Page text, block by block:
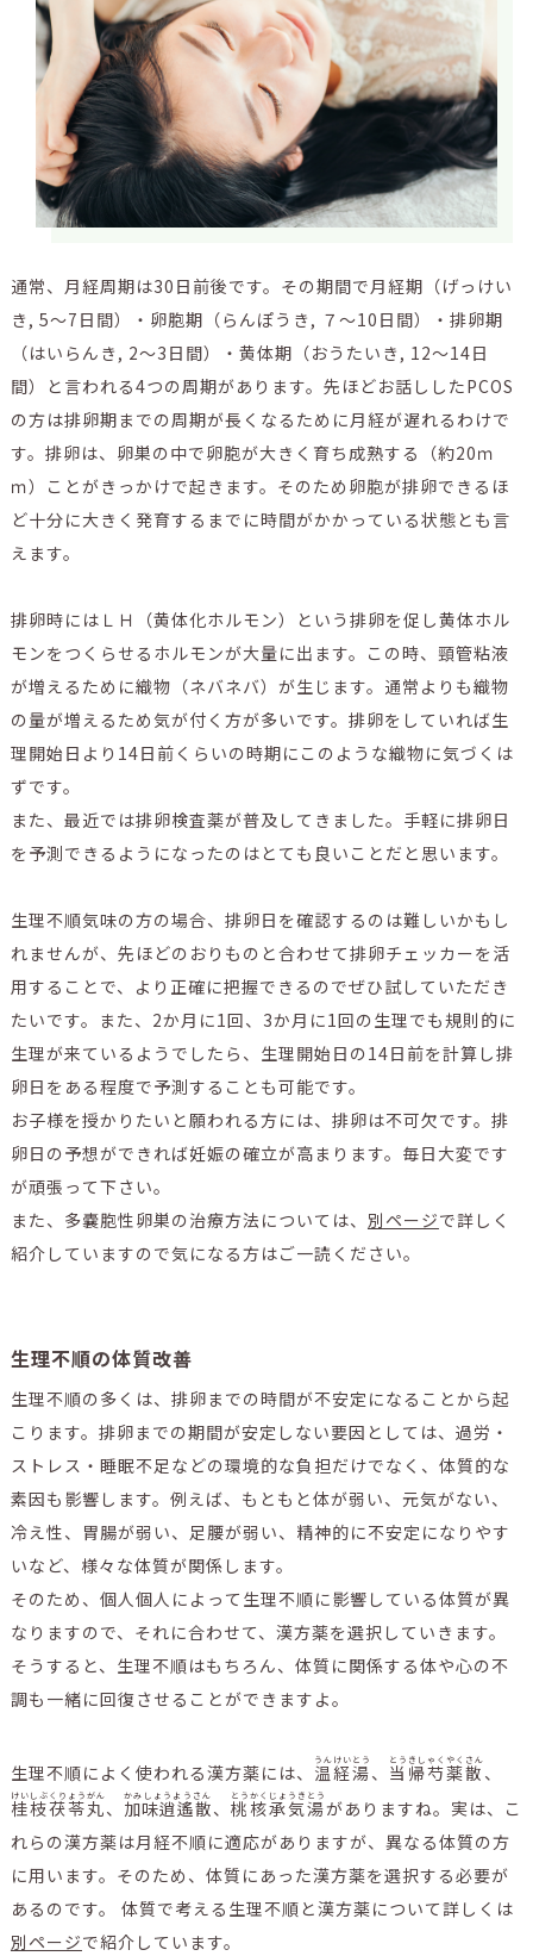
通常、月経周期は30日前後です。その期間で月経期（げっけい
き, 5～7日間）・卵胞期（らんぽうき, ７～10日間）・排卵期
（はいらんき, 2～3日間）・黄体期（おうたいき, 12～14日
間）と言われる4つの周期があります。先ほどお話ししたPCOS
の方は排卵期までの周期が長くなるために月経が遅れるわけで
す。排卵は、卵巣の中で卵胞が大きく育ち成熟する（約20ｍ
ｍ）ことがきっかけで起きます。そのため卵胞が排卵できるほ
ど十分に大きく発育するまでに時間がかかっている状態とも言
えます。
排卵時にはＬＨ（黄体化ホルモン）という排卵を促し黄体ホル
モンをつくらせるホルモンが大量に出ます。この時、頸管粘液
が増えるために織物（ネバネバ）が生じます。通常よりも織物
の量が増えるため気が付く方が多いです。排卵をしていれば生
理開始日より14日前くらいの時期にこのような織物に気づくは
ずです。
また、最近では排卵検査薬が普及してきました。手軽に排卵日
を予測できるようになったのはとても良いことだと思います。
生理不順気味の方の場合、排卵日を確認するのは難しいかもし
れませんが、先ほどのおりものと合わせて排卵チェッカーを活
用することで、より正確に把握できるのでぜひ試していただき
たいです。また、2か月に1回、3か月に1回の生理でも規則的に
生理が来ているようでしたら、生理開始日の14日前を計算し排
卵日をある程度で予測することも可能です。
お子様を授かりたいと願われる方には、排卵は不可欠です。排
卵日の予想ができれば妊娠の確立が高まります。毎日大変です
が頑張って下さい。
また、多嚢胞性卵巣の治療方法については、 別ページで詳しく
紹介していますので気になる方はご一読ください。
生理不順の体質改善
生理不順の多くは、排卵までの時間が不安定になることから起
こります。排卵までの期間が安定しない要因としては、過労・
ストレス・睡眠不足などの環境的な負担だけでなく、体質的な
素因も影響します。例えば、もともと体が弱い、元気がない、
冷え性、胃腸が弱い、足腰が弱い、精神的に不安定になりやす
いなど、様々な体質が関係します。
そのため、個人個人によって生理不順に影響している体質が異
なりますので、それに合わせて、漢方薬を選択していきます。
そうすると、生理不順はもちろん、体質に関係する体や心の不
調も一緒に回復させることができますよ。
生理不順によく使われる漢方薬には、 温経湯
うんけいとう
、 当帰芍薬散
とうきしゃくやくさん
、
桂枝茯苓丸
けいしぶくりょうがん
、 加味逍遙散
かみしょうようさん
、 桃核承気湯
とうかくじょうきとう
がありますね。実は、こ
れらの漢方薬は月経不順に適応がありますが、異なる体質の方
に用います。そのため、体質にあった漢方薬を選択する必要が
あるのです。 体質で考える生理不順と漢方薬について詳しくは
別ページで紹介しています。